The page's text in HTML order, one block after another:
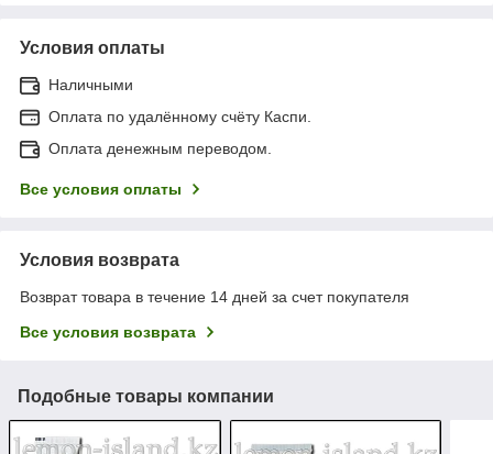
Условия оплаты
Наличными
Оплата по удалённому счёту Каспи.
Оплата денежным переводом.
Все условия оплаты
Условия возврата
Возврат товара в течение 14 дней за счет покупателя
Все условия возврата
Подобные товары компании